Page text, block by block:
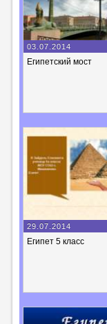
03.07.2014
Египетский мост
29.07.2014
Египет 5 класс